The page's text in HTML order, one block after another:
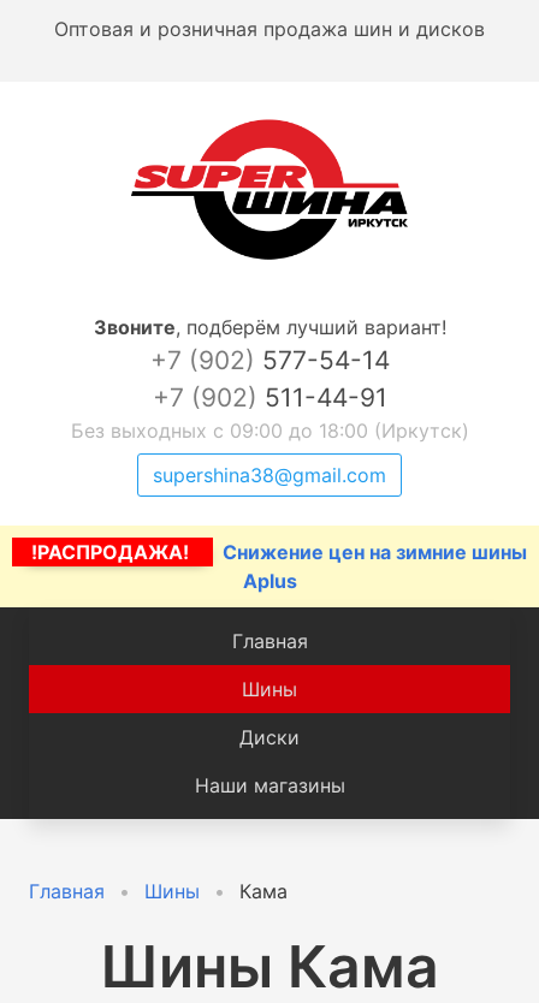
Оптовая и розничная продажа шин и дисков
Звоните, подберём лучший вариант!
+7 (902) 577-54-14
+7 (902) 511-44-91
Без выходных с 09:00 до 18:00 (Иркутск)
supershina38@gmail.com
!РАСПРОДАЖА!
Снижение цен на зимние шины
Aplus
Главная
Шины
Диски
Наши магазины
Главная Шины Кама
Шины Кама